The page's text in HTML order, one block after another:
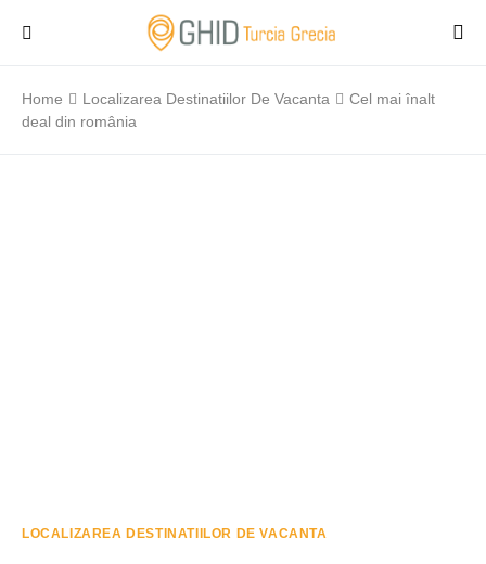
Home Localizarea Destinatiilor De Vacanta
Cel mai înalt
deal din românia
LOCALIZAREA DESTINATIILOR DE VACANTA